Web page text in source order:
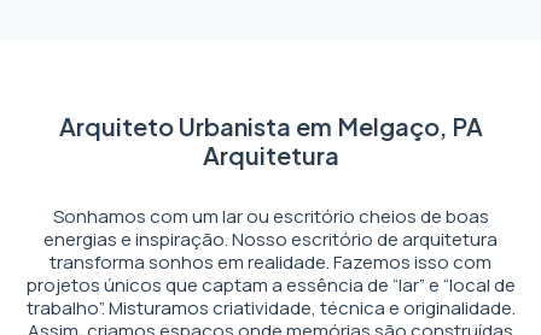
Arquiteto Urbanista em Melgaço, PA
Arquitetura
Sonhamos com um lar ou escritório cheios de boas
energias e inspiração. Nosso escritório de arquitetura
transforma sonhos em realidade. Fazemos isso com
projetos únicos que captam a essência de “lar” e “local de
trabalho”. Misturamos criatividade, técnica e originalidade.